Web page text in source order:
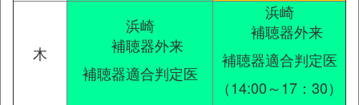
木
浜崎
補聴器外来
補聴器適合判定医
浜崎
補聴器外来
補聴器適合判定医
（14:00～17：30）